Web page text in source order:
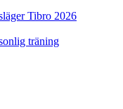
Tibro 2026
träning